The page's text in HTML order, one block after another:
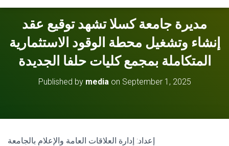
مديرة جامعة كسلا تشهد توقيع عقد
إنشاء وتشغيل محطة الوقود الاستثمارية
المتكاملة بمجمع كليات حلفا الجديدة
Published by mediaon September 1, 2025
إعداد: إدارة العلاقات العامة والإعلام بالجامعة